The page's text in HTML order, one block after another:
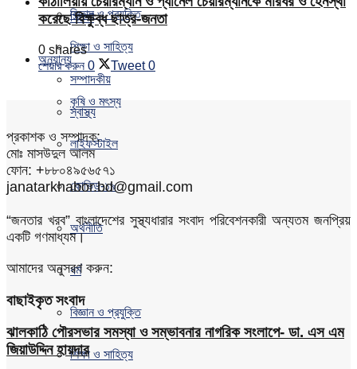
বিজ্ঞান ও প্রযুক্তি
শিক্ষা ও সাহিত্য
সম্পাদকীয়
স্বাস্থ্য
সিলেট
অন্যান্য
কৃষি ও মৎস্য
লাইফস্টাইল
কোভিড-১৯
অর্থনীতি
ধর্ম
বিজ্ঞান ও প্রযুক্তি
শিক্ষা ও সাহিত্য
করেছে বিক্ষুব্ধ ছাত্র-জনতা
0 shares
শেয়ার করুন 0 Tweet 0
প্রকাশক ও সম্পাদক:
মোঃ মাসউদুল আলম
ফোন: +৮৮০৪৯৫৬৫৭১
janatarkhabor.bd@gmail.com
“জনতার খরব” বাংলাদেশের সুস্থ্যধারার সংবাদ পরিবেশনকারী অন্যতম জনপ্রিয়
একটি গণমাধ্যম।
আমাদের অনুসরণ করুন:
বাছাইকৃত সংবাদ
ঝালকাঠি পৌরসভার সমস্যা ও সম্ভাবনার নাগরিক সংলাপে- ডা. এস এম
জিয়াউদ্দিন হায়দার